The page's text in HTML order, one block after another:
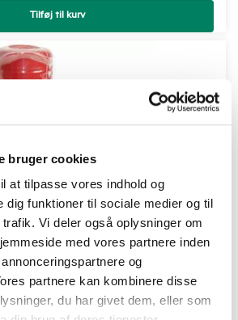
bruger cookies
at tilpasse vores indhold og
dig funktioner til sociale medier og til
Vi deler også oplysninger om
med vores partnere inden
og
partnere kan kombinere disse
du har givet dem, eller som
Tilføj til kurv